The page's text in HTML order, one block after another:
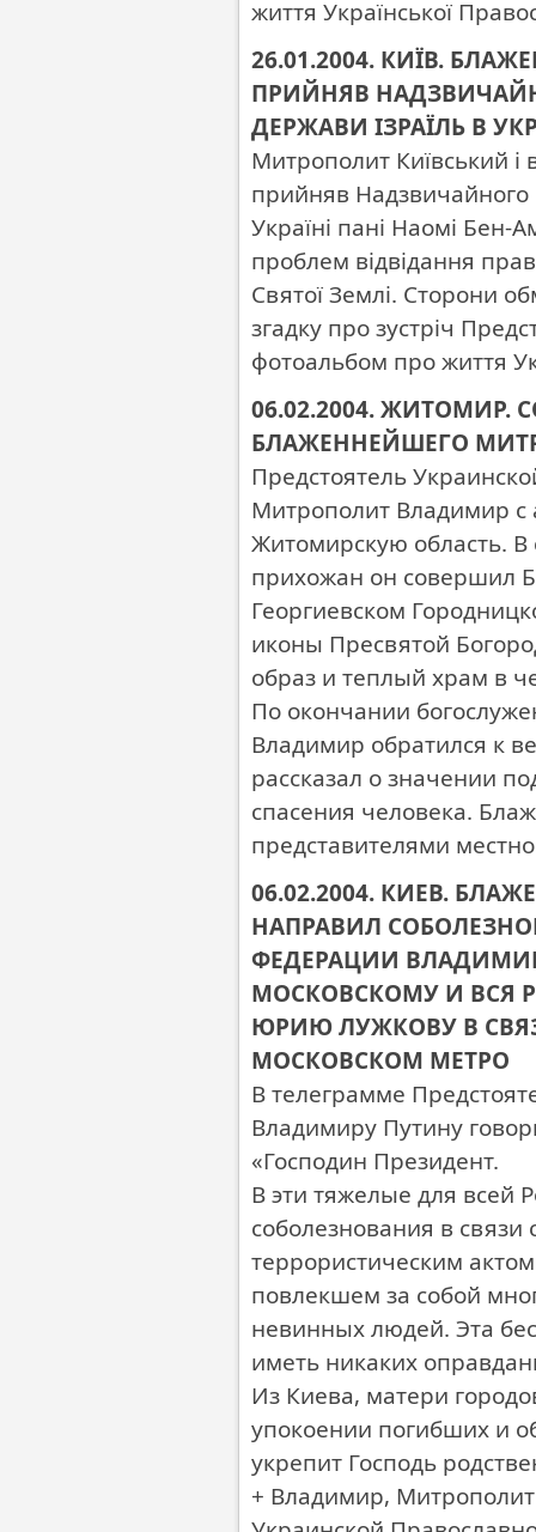
життя Української
26.01.2004. КИЇВ.
ПРИЙНЯВ
ДЕРЖАВИ ІЗРАЇЛЬ В
Митрополит Київський і
прийняв Надзвичайного
Україні пані Наомі Бен-
проблем відвідання
Святої Землі. Сторони
згадку про зустріч
фотоальбом про життя
06.02.2004. ЖИТОМИР.
БЛАЖЕННЕЙШЕГО
Предстоятель
Митрополит Владимир с
Житомирскую область. В
прихожан он совершил
Георгиевском
иконы Пресвятой
образ и теплый храм в
По окончании
Владимир обратился к
рассказал о значении
спасения человека.
представителями
06.02.2004. КИЕВ.
НАПРАВИЛ
ФЕДЕРАЦИИ
МОСКОВСКОМУ И ВСЯ
ЮРИЮ ЛУЖКОВУ В
МОСКОВСКОМ МЕТРО
В телеграмме
Владимиру Путину
«Господин Президент.
В эти тяжелые для всей
соболезнования в
террористическим
повлекшем за собой
невинных людей. Эта
иметь никаких
Из Киева, матери
упокоении погибших и
укрепит Господь
+ Владимир,